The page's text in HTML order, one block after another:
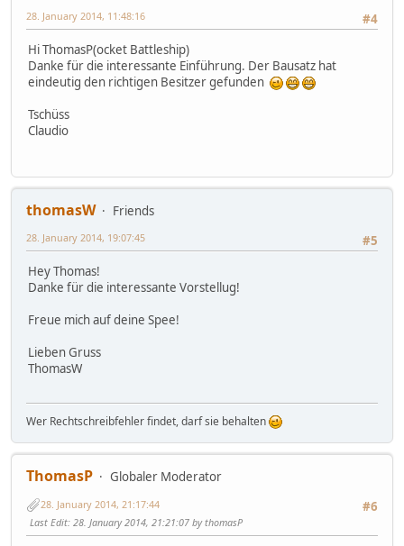
#4
28. January 2014, 11:48:16
Hi ThomasP(ocket Battleship)
Danke für die interessante Einführung. Der Bausatz hat
eindeutig den richtigen Besitzer gefunden
Tschüss
Claudio
thomasW
Friends
#5
28. January 2014, 19:07:45
Hey Thomas!
Danke für die interessante Vorstellug!
Freue mich auf deine Spee!
Lieben Gruss
ThomasW
Wer Rechtschreibfehler findet, darf sie behalten
ThomasP
Globaler Moderator
#6
28. January 2014, 21:17:44
Last Edit: 28. January 2014, 21:21:07 by thomasP